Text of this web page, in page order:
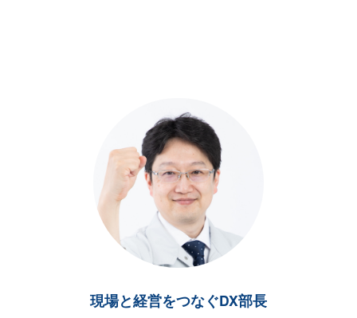
現場と経営をつなぐDX部長